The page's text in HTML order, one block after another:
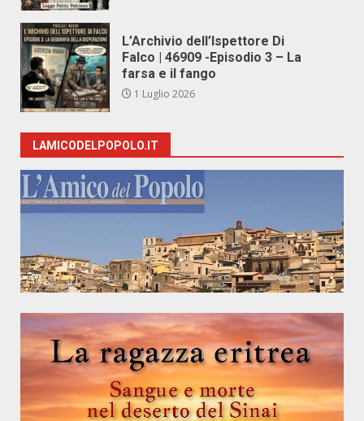
L’Archivio dell’Ispettore Di
Falco | 46909 -Episodio 3 – La
farsa e il fango
1 Luglio 2026
LAMICODELPOPOLO.IT